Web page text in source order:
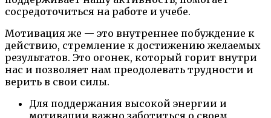
сосредоточиться на работе и учебе.
Мотивация же — это внутреннее побуждение к
действию, стремление к достижению желаемых
результатов. Это огонек, который горит внутри
нас и позволяет нам преодолевать трудности и
верить в свои силы.
Для поддержания высокой энергии и